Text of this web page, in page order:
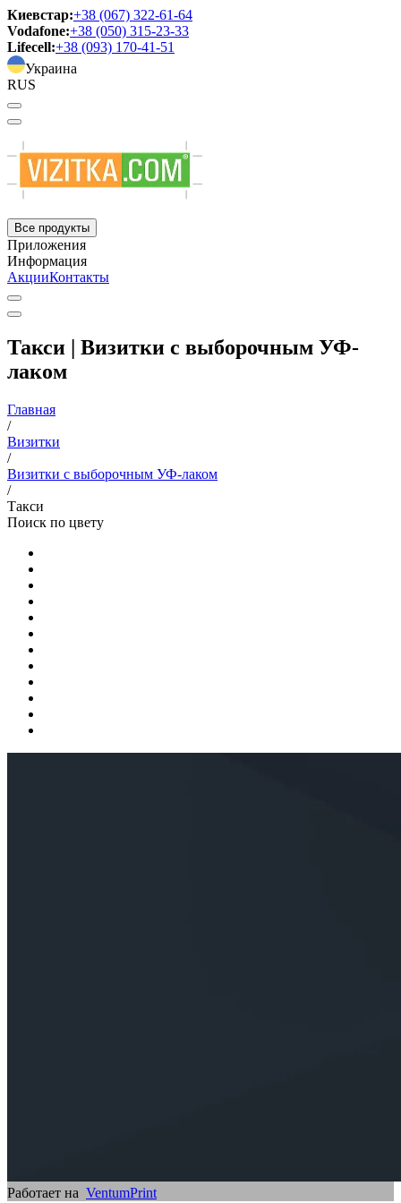
Киевстар:+38 (067) 322-61-64
Vodafone:+38 (050) 315-23-33
Lifecell:+38 (093) 170-41-51
Украина
RUS
Все продукты
Приложения
Информация
АкцииКонтакты
Такси | Визитки с выборочным УФ-
лаком
Главная
/
Визитки
/
Визитки с выборочным УФ-лаком
/
Такси
Поиск по цвету
Работает на VentumPrint